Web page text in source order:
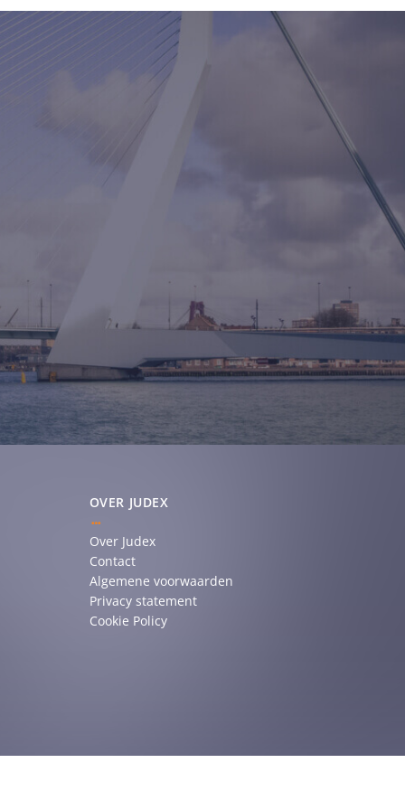
OVER JUDEX
Over Judex
Contact
Algemene voorwaarden
Privacy statement
Cookie Policy